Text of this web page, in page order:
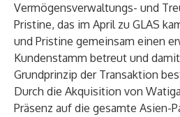
Vermögensverwaltungs- und
Pristine, das im April zu GLAS
und Pristine gemeinsam einen
Kundenstamm betreut und
Grundprinzip der Transaktion
Durch die Akquisition von
Präsenz auf die gesamte Asien-